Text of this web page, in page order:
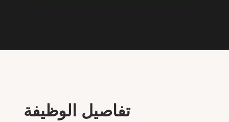
تفاصيل الوظيفة